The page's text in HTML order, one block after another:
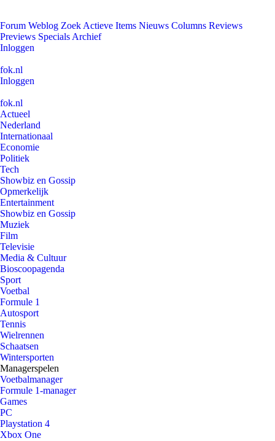
Forum Weblog Zoek Actieve Items Nieuws Columns Reviews
Previews Specials Archief
Inloggen
fok.nl
Inloggen
fok.nl
Actueel
Nederland
Internationaal
Economie
Politiek
Tech
Showbiz en Gossip
Opmerkelijk
Entertainment
Showbiz en Gossip
Muziek
Film
Televisie
Media & Cultuur
Bioscoopagenda
Sport
Voetbal
Formule 1
Autosport
Tennis
Wielrennen
Schaatsen
Wintersporten
Managerspelen
Voetbalmanager
Formule 1-manager
Games
PC
Playstation 4
Xbox One